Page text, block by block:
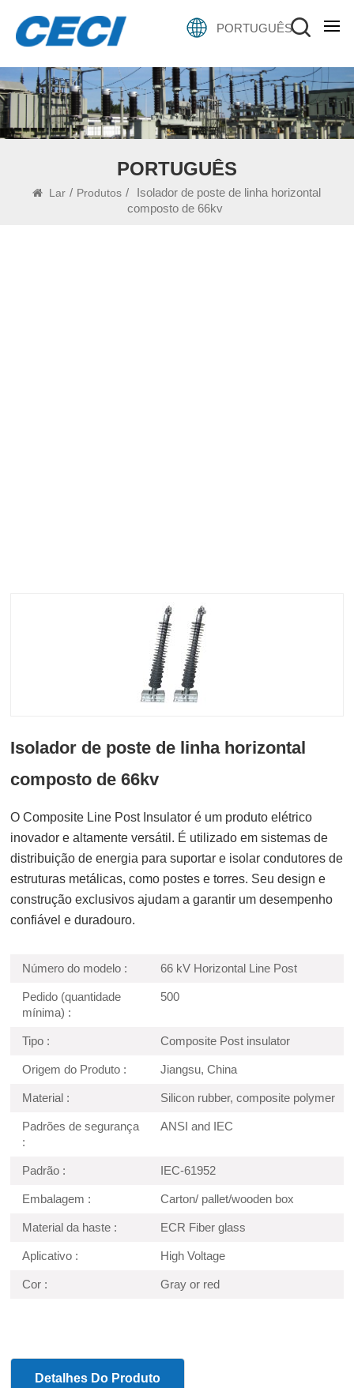
PORTUGUÊS
PORTUGUÊS
Lar / Produtos /
Isolador de poste de linha horizontal
composto de 66kv
Isolador de poste de linha horizontal
composto de 66kv
O Composite Line Post Insulator é um produto elétrico
inovador e altamente versátil. É utilizado em sistemas de
distribuição de energia para suportar e isolar condutores de
estruturas metálicas, como postes e torres. Seu design e
construção exclusivos ajudam a garantir um desempenho
confiável e duradouro.
Número do modelo : 66 kV Horizontal Line Post
Pedido (quantidade
mínima) :
500
Tipo : Composite Post insulator
Origem do Produto : Jiangsu, China
Material : Silicon rubber, composite polymer
Padrões de segurança
:
ANSI and IEC
Padrão : IEC-61952
Embalagem : Carton/ pallet/wooden box
Material da haste : ECR Fiber glass
Aplicativo : High Voltage
Cor : Gray or red
Detalhes Do Produto